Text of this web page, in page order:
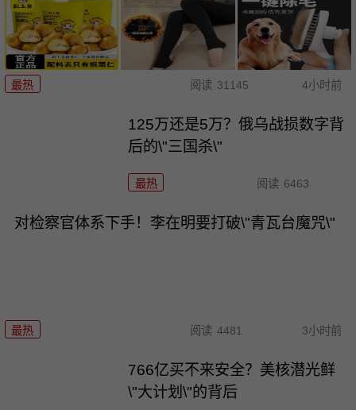
最热 阅读 31145 4小时前
125万还是5万？俄乌战损数字背
后的\"三国杀\"
最热 阅读 6463
对检察官体系下手！李在明要打破\"青瓦台魔咒\"
最热 阅读 4481 3小时前
766亿买不来安全？美核潜光鲜
\"大计划\"的背后